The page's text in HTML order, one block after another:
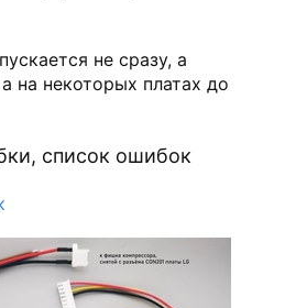
не сразу, а
на некоторых платах до
список ошибок